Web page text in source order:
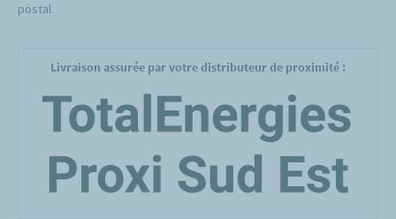
postal.
Livraison assurée par votre distributeur de proximité :